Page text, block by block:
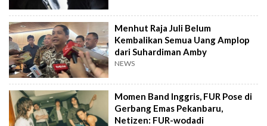
Menhut Raja Juli Belum
Kembalikan Semua Uang Amplop
dari Suhardiman Amby
NEWS
Momen Band Inggris, FUR Pose di
Gerbang Emas Pekanbaru,
Netizen: FUR-wodadi